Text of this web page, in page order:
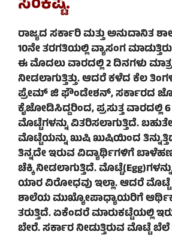
ರಾಜ್ಯದ ಸರ್ಕಾರಿ ಮತ್ತು ಅನುದಾನಿತ
10ನೇ ತರಗತಿಯಲ್ಲಿ ವ್ಯಾಸಂಗ
ಈ ಮೊದಲು ವಾರದಲ್ಲಿ 2 ದಿನಗಳು
ನೀಡಲಾಗುತ್ತಿತ್ತು. ಆದರೆ ಕಳೆದ ಕೆಲ
ಪ್ರೇಮ್ ಜಿ ಫೌಂಡೇಶನ್, ಸರ್ಕಾರದ
ಕೈಜೋಡಿಸಿದ್ದರಿಂದ, ಪ್ರಸುತ್ತ
ಮೊಟ್ಟೆಗಳನ್ನು ವಿತರಿಸಲಾಗುತ್ತಿದೆ.
ಮೊಟ್ಟೆಯನ್ನು ಖುಷಿ ಖುಷಿಯಿಂದ
ತಿನ್ನದೇ ಇರುವ ವಿದ್ಯಾರ್ಥಿಗಳಿಗೆ
ಚೆಕ್ಕಿ ನೀಡಲಾಗುತ್ತಿದೆ. ಮೊಟ್ಟೆ(Egg)
ಯಾರ ವಿರೋಧವು ಇಲ್ಲಾ. ಆದರೆ
ಶಾಲೆಯ ಮುಖ್ಯೋಪಾಧ್ಯಾಯರಿಗೆ ಆರ್ಥಿಕ
ತರುತ್ತಿದೆ. ಏಕೆಂದರೆ ಮಾರುಕಟ್ಟೆಯಲ್ಲಿ
ಬೇರೆ. ಸರ್ಕಾರ ನೀಡುತ್ತಿರುವ ಮೊಟ್ಟೆ